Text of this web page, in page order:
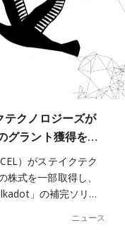
クノロジーズが
グラント獲得を…
）がステイクテク
式を一部取得し、
」の補完ソリ…
ニュース